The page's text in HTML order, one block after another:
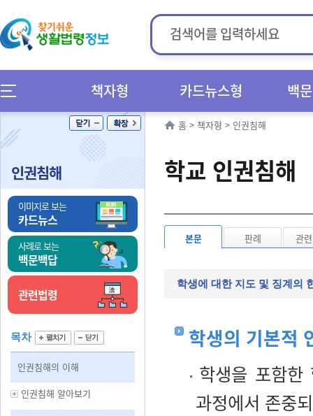
책자형 카드뉴스형 백
인권침해
이미지로 보는
카드뉴스
사례로 보는
백문백답
관련법령
목차
인권침해의 이해
인권침해 알아보기
홈 > 책자형 > 인권침해
학교 인권침해
본문 판례 관
학생에 대한 지도 및 징계의
학생의 기본적
학생을 포함한
과정에서 존중